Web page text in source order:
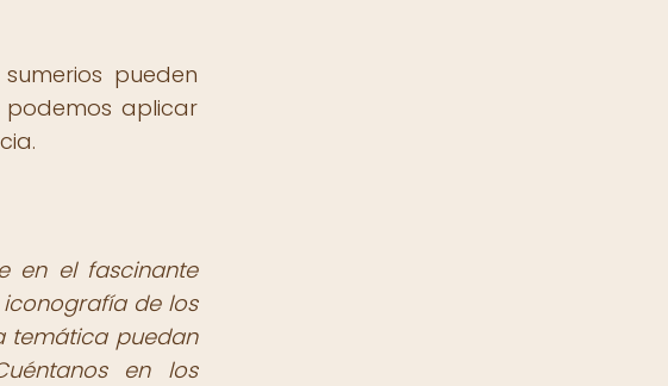
pueden
aplicar
en el fascinante
de los
temática puedan
en los